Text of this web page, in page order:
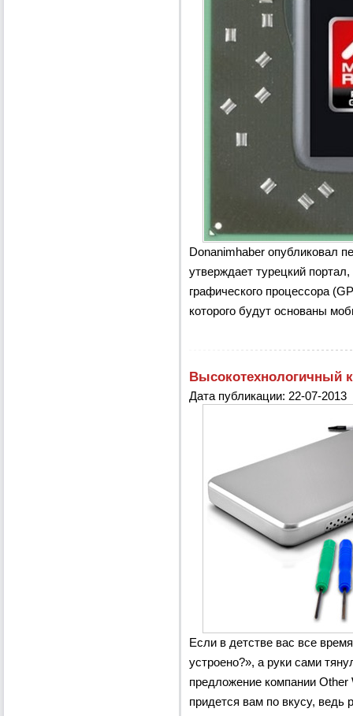
Donanimhaber опубликовал
утверждает турецкий
графического процессора
которого будут основаны
Высокотехнологичный
Дата публикации: 22-07-2013
Если в детстве вас все
устроено?», а руки сами
предложение компании Other
придется вам по вкусу, ведь